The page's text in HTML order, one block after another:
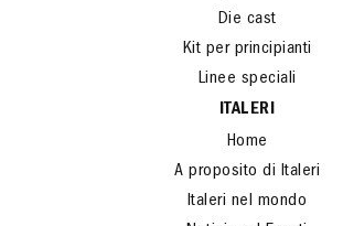
Die cast
Kit per principianti
Linee speciali
ITALERI
Home
A proposito di Italeri
Italeri nel mondo